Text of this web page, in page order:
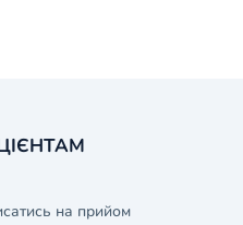
на прийом